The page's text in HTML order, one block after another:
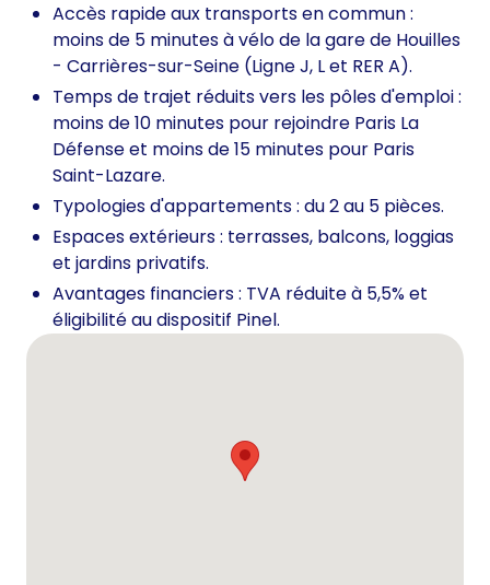
Accès rapide aux transports en commun :
moins de 5 minutes à vélo de la gare de Houilles
- Carrières-sur-Seine (Ligne J, L et RER A).
Temps de trajet réduits vers les pôles d'emploi :
moins de 10 minutes pour rejoindre Paris La
Défense et moins de 15 minutes pour Paris
Saint-Lazare.
Typologies d'appartements : du 2 au 5 pièces.
Espaces extérieurs : terrasses, balcons, loggias
et jardins privatifs.
Avantages financiers : TVA réduite à 5,5% et
éligibilité au dispositif Pinel.